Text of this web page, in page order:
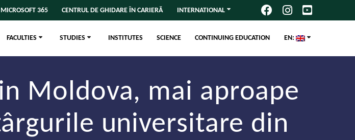
MICROSOFT 365 CENTRUL DE GHIDARE ÎN CARIERĂ INTERNATIONAL
FACULTIES STUDIES INSTITUTES SCIENCE CONTINUING EDUCATION EN:
Moldova, mai aproape
universitare din